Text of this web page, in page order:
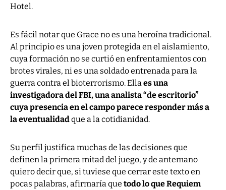
Hotel.
Es fácil notar que Grace no es una heroína tradicional.
Al principio es una joven protegida en el aislamiento,
cuya formación no se curtió en enfrentamientos con
brotes virales, ni es una soldado entrenada para la
guerra contra el bioterrorismo. Ellaes una
investigadora del FBI, una analista “de escritorio”
cuya presencia en el campo parece responder más a
la eventualidadque a la cotidianidad.
Su perfil justifica muchas de las decisiones que
definen la primera mitad del juego, y de antemano
quiero decir que, si tuviese que cerrar este texto en
pocas palabras, afirmaría que todo lo que Requiem